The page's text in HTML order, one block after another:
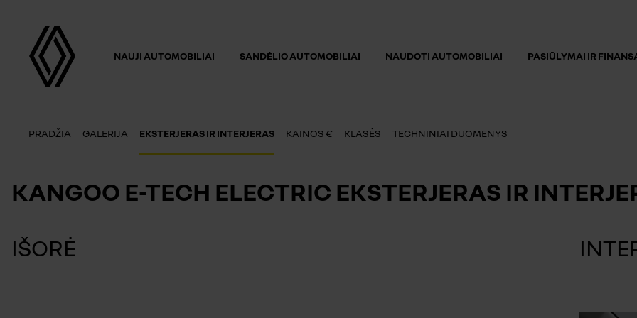
NAUJI AUTOMOBILIAI SANDĖLIO AUTOMOBILIAI NAUDOTI AUTOMOBILIAI PASIŪLYMAI IR
PRADŽIA GALERIJA EKSTERJERAS IR INTERJERAS KAINOS € KLASĖS TECHNINIAI DUOMENYS
KANGOO E-TECH ELECTRIC EKSTERJERAS IR
IŠORĖ